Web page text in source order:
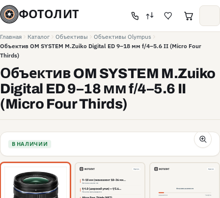
ФОТОЛИТ
Главная Каталог Объективы
Объективы Olympus
Объектив OM SYSTEM M.Zuiko Digital ED 9–18 мм f/4–5.6 II (Micro Four
Thirds)
Объектив OM SYSTEM M.Zuiko
Digital ED 9–18 мм f/4–5.6 II
(Micro Four Thirds)
В НАЛИЧИИ